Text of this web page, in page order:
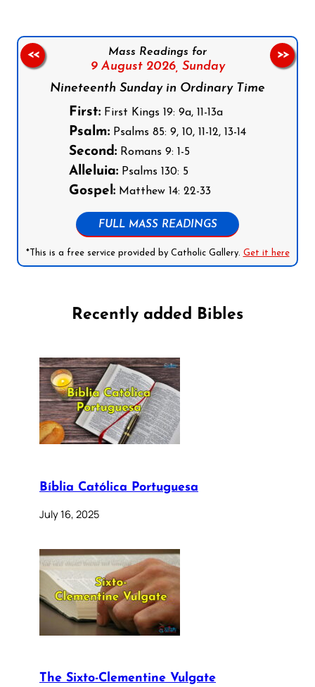
Mass Readings for
9 August 2026, Sunday
Nineteenth Sunday in Ordinary Time
First: First Kings 19: 9a, 11-13a
Psalm: Psalms 85: 9, 10, 11-12, 13-14
Second: Romans 9: 1-5
Alleluia: Psalms 130: 5
Gospel: Matthew 14: 22-33
FULL MASS READINGS
*This is a free service provided by Catholic Gallery. Get it here
<< >>
Recently added Bibles
Bíblia Católica Portuguesa
July 16, 2025
The Sixto-Clementine Vulgate